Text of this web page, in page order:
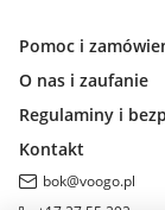
Pomoc i
O nas i zaufanie
Regulaminy i
Kontakt
bok@voogo.pl